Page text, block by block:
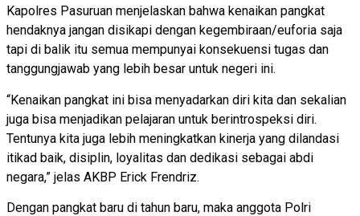
Kapolres Pasuruan menjelaskan bahwa kenaikan pangkat
hendaknya jangan disikapi dengan kegembiraan/euforia saja
tapi di balik itu semua mempunyai konsekuensi tugas dan
tanggungjawab yang lebih besar untuk negeri ini.
“Kenaikan pangkat ini bisa menyadarkan diri kita dan sekalian
juga bisa menjadikan pelajaran untuk berintrospeksi diri.
Tentunya kita juga lebih meningkatkan kinerja yang dilandasi
itikad baik, disiplin, loyalitas dan dedikasi sebagai abdi
negara,” jelas AKBP Erick Frendriz.
Dengan pangkat baru di tahun baru, maka anggota Polri